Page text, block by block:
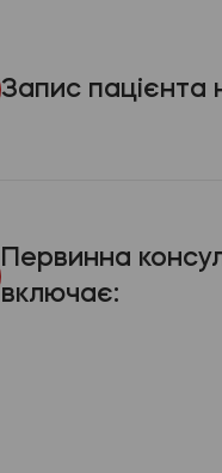
Запис пацієнта
Первинна
включає: